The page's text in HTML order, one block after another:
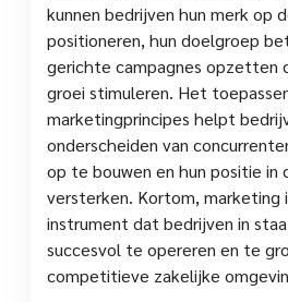
kunnen bedrijven hun merk op
positioneren, hun doelgroep
gerichte campagnes opzetten
groei stimuleren. Het
marketingprincipes helpt
onderscheiden van
op te bouwen en hun positie in
versterken. Kortom, marketing
instrument dat bedrijven in
succesvol te opereren en te
competitieve zakelijke